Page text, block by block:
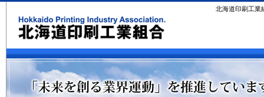
北海道印刷工業